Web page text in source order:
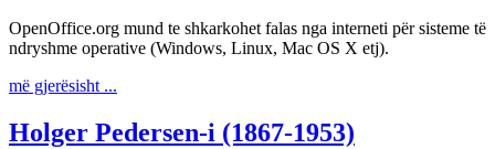
OpenOffice.org mund te shkarkohet falas nga interneti për sisteme të
ndryshme operative (Windows, Linux, Mac OS X etj).
më gjerësisht ...
Holger Pedersen-i (1867-1953)